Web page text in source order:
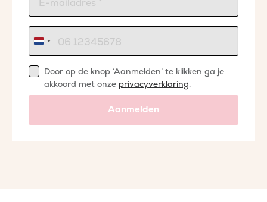
Nederland
+31
Door op de knop ‘Aanmelden’ te klikken ga je
akkoord met onze privacyverklaring.
Aanmelden